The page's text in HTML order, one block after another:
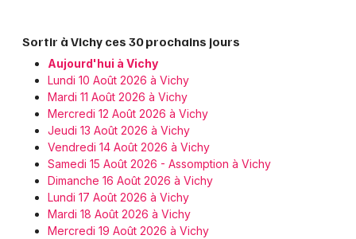
Sortir à Vichy ces 30 prochains jours
Aujourd'hui à Vichy
Lundi 10 Août 2026 à Vichy
Mardi 11 Août 2026 à Vichy
Mercredi 12 Août 2026 à Vichy
Jeudi 13 Août 2026 à Vichy
Vendredi 14 Août 2026 à Vichy
Samedi 15 Août 2026 - Assomption à Vichy
Dimanche 16 Août 2026 à Vichy
Lundi 17 Août 2026 à Vichy
Mardi 18 Août 2026 à Vichy
Mercredi 19 Août 2026 à Vichy